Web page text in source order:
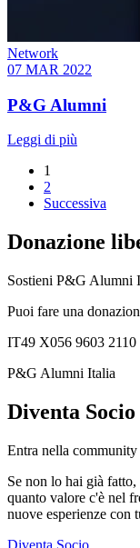
Network
07 MAR 2022
P&G Alumni
Leggi di più
1
2
Successiva
Donazione
Sostieni P&G Alumni
Puoi fare una
IT49 X056 9603
P&G Alumni Italia
Diventa Socio
Entra nella
Se non lo hai già
quanto valore c'è nel
nuove esperienze con
Diventa Socio